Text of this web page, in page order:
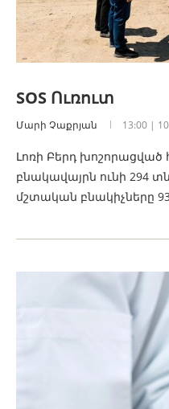
SOS Ուռուտ
Մարի Չաքրյան 13:00 |
Լոռի Բերդ խոշորացված
բնակավայրն ունի 294
մշտական բնակիչները